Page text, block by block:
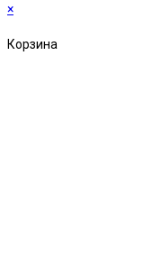
×
Корзина